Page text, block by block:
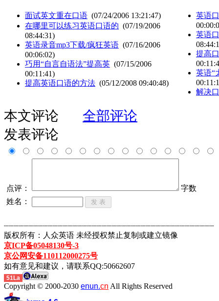
面试英文重在口语 (07/24/2006 13:21:47)
在哪里可以练习英语口语的 (07/19/2006
08:44:31)
英语录音mp3下载/疯狂英语 (07/16/2006
00:06:02)
巧用“自言自语法”提高英 (07/15/2006
00:11:41)
提高英语口语的方法 (05/12/2008 09:40:48)
英语
英语
提高
英语“
解决
本文评论
全部评论
发表评论
点评：
字数
姓名：
┈┈┈┈┈┈┈┈┈┈┈┈┈┈┈┈┈┈┈┈┈┈┈┈┈┈┈┈┈┈┈┈┈┈┈┈┈┈┈┈┈┈┈
版权所有：人众英语 未经授权禁止复制或建立镜像
京ICP备05048130号-3
京公网安备110112000275号
如有意见和建议，请联系QQ:50662607
51La
Copyright © 2000-2030 enun.cn All Rights Reserved